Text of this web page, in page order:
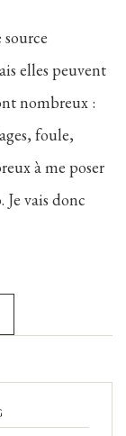
elles peuvent
nombreux :
foule,
à me poser
Je vais donc